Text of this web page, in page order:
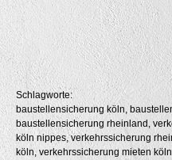
Schlagworte:
baustellensicherung köln,
baustellensicherung rheinland,
köln nippes, verkehrssicherung
köln, verkehrssicherung mieten